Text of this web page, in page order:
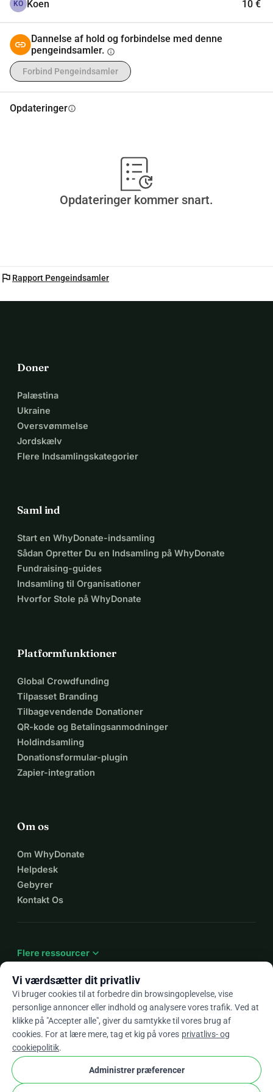
KO Koen 10 €
Dannelse af hold og forbindelse med denne
pengeindsamler. info
Forbind Pengeindsamler
Opdateringerinfo
Opdateringer kommer snart.
flag Rapport Pengeindsamler
Doner
Palæstina
Ukraine
Oversvømmelse
Jordskælv
Flere Indsamlingskategorier
Saml ind
Start en WhyDonate-indsamling
Sådan Opretter Du en Indsamling på WhyDonate
Fundraising-guides
Indsamling til Organisationer
Hvorfor Stole på WhyDonate
Platformfunktioner
Global Crowdfunding
Tilpasset Branding
Tilbagevendende Donationer
QR-kode og Betalingsanmodninger
Holdindsamling
Donationsformular-plugin
Zapier-integration
Om os
Om WhyDonate
Helpdesk
Gebyrer
Kontakt Os
Flere ressourcer expand_more
Daarrow_drop_down
★★★★★4,9 / 5 baseret på 500+ anmeldelser
Vi værdsætter dit privatliv
Vi bruger cookies til at forbedre din browsingoplevelse, vise
personlige annoncer eller indhold og analysere vores trafik. Ved at
klikke på "Accepter alle", giver du samtykke til vores brug af
cookies. For at lære mere, tag et kig på vores privatlivs- og
cookiepolitik.
Administrer præferencer